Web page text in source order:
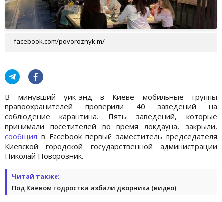
facebook.com/povoroznyk.m/
В минувший уик-энд в Киеве мобильные группы
правоохранителей проверили 40 заведений на
соблюдение карантина. Пять заведений, которые
принимали посетителей во время локдауна, закрыли,
сообщил в Facebook первый заместитель председателя
Киевской городской государственной администрации
Николай Поворозник.
Читай также:
Под Киевом подростки избили дворника (видео)